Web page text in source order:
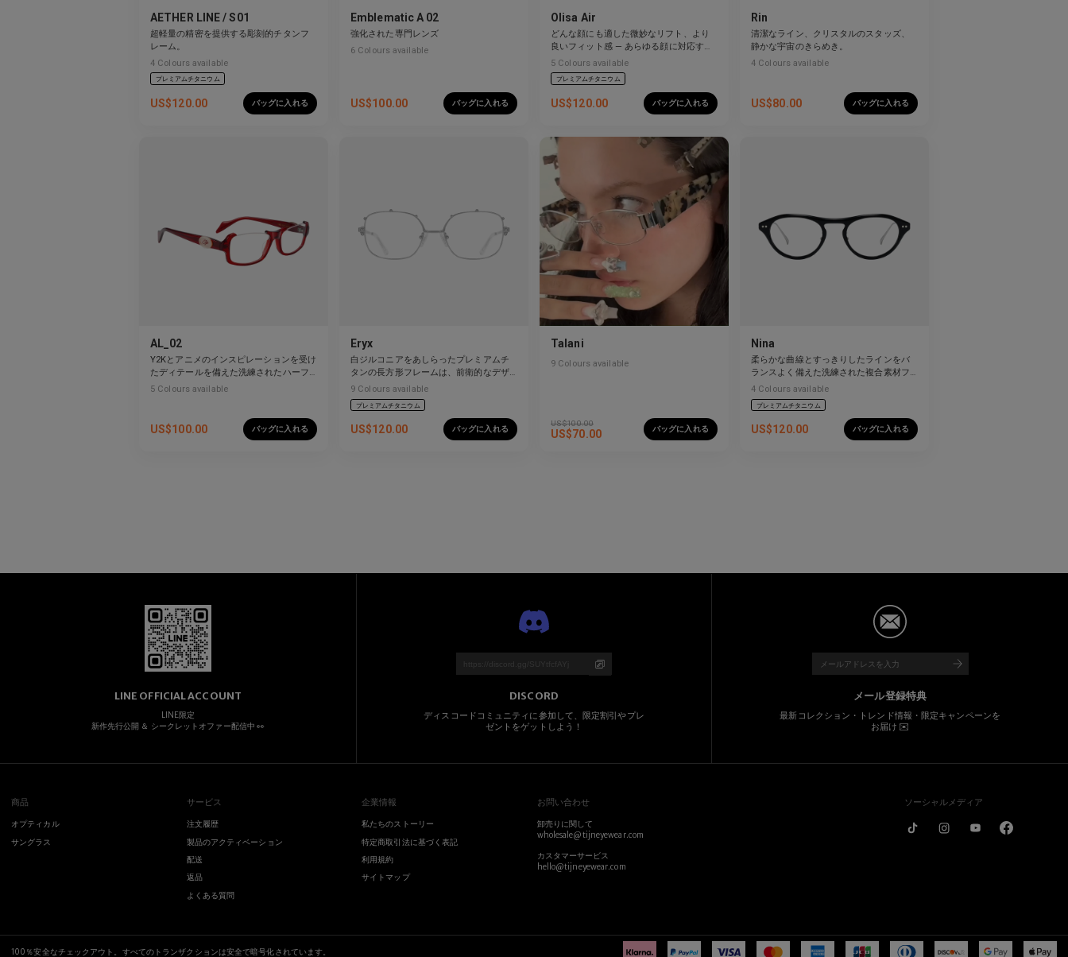
AETHER LINE / S01
超軽量の精密を提供する彫刻的チタンフ
レーム。
4 Colours available
プレミアムチタニウム
US$120.00 バッグに入れる
Emblematic A 02
強化された専門レンズ
6 Colours available
US$100.00 バッグに入れる
Olisa Air
どんな顔にも適した微妙なリフト、より
良いフィット感 — あらゆる顔に対応する
柔軟性。
5 Colours available
プレミアムチタニウム
US$120.00 バッグに入れる
Rin
清潔なライン、クリスタルのスタッズ、
静かな宇宙のきらめき。
4 Colours available
US$80.00 バッグに入れる
AL_02
Y2Kとアニメのインスピレーションを受け
たディテールを備えた洗練されたハーフ
リムデザイン。
5 Colours available
US$100.00 バッグに入れる
Eryx
白ジルコニアをあしらったプレミアムチ
タンの長方形フレームは、前衛的なデザ
インと強烈な輝きを見せています。
9 Colours available
プレミアムチタニウム
US$120.00 バッグに入れる
Talani
9 Colours available
US$100.00
US$70.00 バッグに入れる
Nina
柔らかな曲線とすっきりしたラインをバ
ランスよく備えた洗練された複合素材フ
レーム。
4 Colours available
プレミアムチタニウム
US$120.00 バッグに入れる
LINE OFFICIAL ACCOUNT
LINE限定
新作先行公開 ＆ シークレットオファー配信中 👀
DISCORD
ディスコードコミュニティに参加して、限定割引やプレ
ゼントをゲットしよう！
メール登録特典
最新コレクション・トレンド情報・限定キャンペーンを
お届け ✉️
商品
オプティカル
サングラス
サービス
注文履歴
製品のアクティベーション
配送
返品
よくある質問
企業情報
私たちのストーリー
特定商取引法に基づく表記
利用規約
サイトマップ
お問い合わせ
卸売りに関して
wholesale@tijneyewear.com
カスタマーサービス
hello@tijneyewear.com
ソーシャルメディア
100％安全なチェックアウト。すべてのトランザクションは安全で暗号化されています。